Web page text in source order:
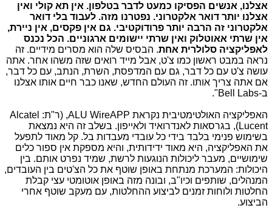
אצלנו, אנשים הפסיקו כמעט לדבר בטלפון. אין תא קולי ואין
אצלנו יותר דואר אלקטרוני. נפטרנו מזה. לעבוד בלי דואר
אלקטרוני זה הרבה יותר פרודוקטיבי. גם אין פקסים, אין ניירת,
אין שרתי אאוטלוק ואין שרתי יישומים ארגוניים. הכל נכנס
לאפליקציה סלולרית אחת. הבסיס שלה הוא מסרים מידיים. זה
נראה במבט ראשון כמו צ'ט, אבל מייד רואים שזה משהו אחר. אתה
עושה צ'ט עם כל דבר, גם עם המדפסת, השרת, הנתב, עם כל דבר,
אם אתה צריך אותו. זה העולם החדש, שאנו כבר חיים אותו אצלנו
ב-Bell Labs".
האפליקציה האולטימטיבית נקראת ALU WireAPP, (ר"ת: Alcatel
Lucent), בגרסאות לאנדרואיד ולאייפון. בשלב זה היא נמצאת
בשימוש פנימי בלבד בידי כל עובדי מעבדות בל. קל מאוד לתפעל
את האפליקציה, היא מאוד ידידותית, והיא מספקת אין ספור כלים
שימושיים, מעבר ליכולות הנוגעות לרשת, שמיד נפרט אותם. בין
היכולות: המערכת מנתחת באופן שוטף את כל הצ'טים בין העובדים,
המנהלים, שותפים וכיו"ב, ובונה מזה באופן אוטומטי עצי קבלת
החלטות ולוחות זמנים לביצוע ההחלטות, עם מעקב שוטף אחרי
הביצוע.